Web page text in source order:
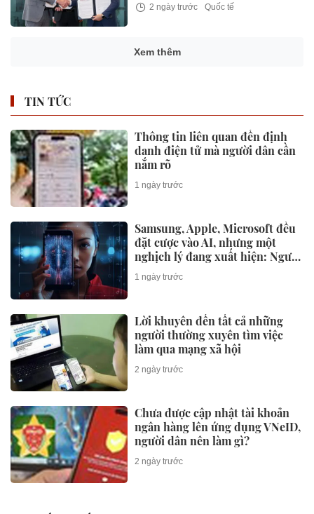
2 ngày trước Quốc tế
Xem thêm
TIN TỨC
Thông tin liên quan đến định
danh điện tử mà người dân cần
nắm rõ
1 ngày trước
Samsung, Apple, Microsoft đều
đặt cược vào AI, nhưng một
nghịch lý đang xuất hiện: Người
mua không phải lúc nào cũng
dùng
1 ngày trước
Lời khuyên đến tất cả những
người thường xuyên tìm việc
làm qua mạng xã hội
2 ngày trước
Chưa được cập nhật tài khoản
ngân hàng lên ứng dụng VNeID,
người dân nên làm gì?
2 ngày trước